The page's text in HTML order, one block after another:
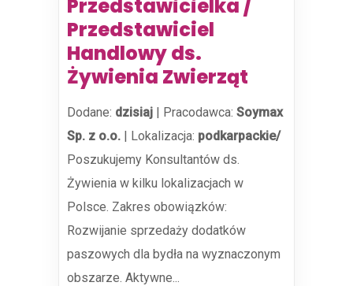
Przedstawicielka /
Przedstawiciel
Handlowy ds.
Żywienia Zwierząt
Dodane: dzisiaj | Pracodawca: Soymax
Sp. z o.o. | Lokalizacja: podkarpackie/
Poszukujemy Konsultantów ds.
Żywienia w kilku lokalizacjach w
Polsce. Zakres obowiązków:
Rozwijanie sprzedaży dodatków
paszowych dla bydła na wyznaczonym
obszarze. Aktywne...